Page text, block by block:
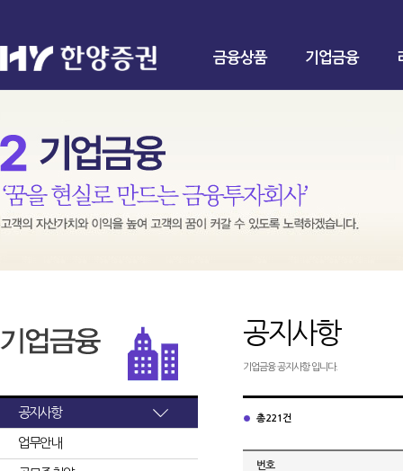
금융상품 기업금융
공지사항
업무안내
공지사항
기업금융 공지사항 입니다.
총 221건
번호